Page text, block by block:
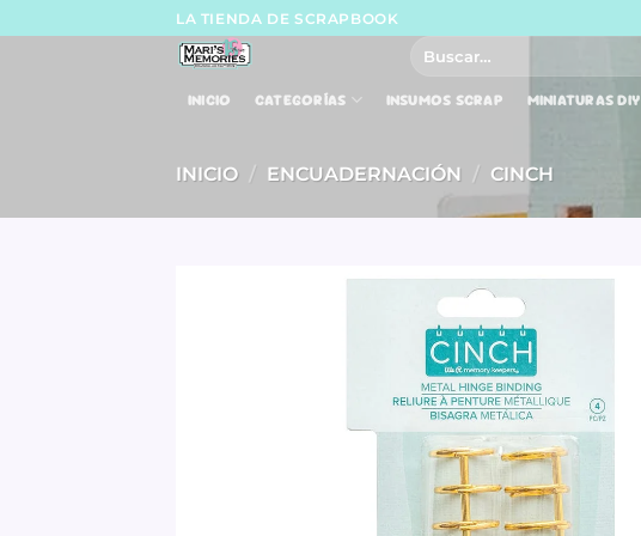
LA TIENDA DE SCRAPBOOK
INICIO CATEGORÍAS INSUMOS SCRAP MINIATURAS DIY
INICIO / ENCUADERNACIÓN / CINCH